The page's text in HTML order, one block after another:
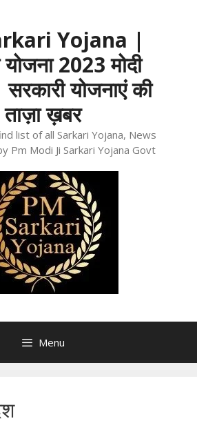
Yojana |
2023 मोदी
योजनाएं की
ताज़ा ख़बर
list of all Sarkari Yojana, News
Pm Modi Ji Sarkari Yojana Govt
Menu